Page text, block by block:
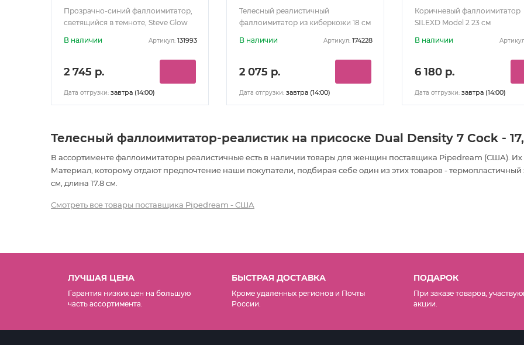
Прозрачно-синий фаллоимитатор,
светящийся в темноте, Steve Glow
В наличии Артикул: 131993
2 745 р.
Дата отгрузки: завтра (14:00)
Телесный реалистичный
фаллоимитатор из киберкожи 18 см
В наличии
Артикул: 174228
2 075 р.
Дата отгрузки: завтра (14:00)
Коричневый фаллоимитатор
SILEXD Model 2 23 см
В наличии
6 180 р.
Дата отгрузки: завтра (14:00)
Телесный фаллоимитатор-реалистик на присоске Dual Density 7 Cock -
В ассортименте фаллоимитаторы реалистичные есть в наличии товары для женщин поставщика Pipedream (США). Их
Материал, которому отдают предпочтение наши покупатели, подбирая себе один из этих товаров -
см, длина 17.8 см.
Смотреть все товары поставщика Pipedream - США
ЛУЧШАЯ ЦЕНА
Гарантия низких цен на большую
часть ассортимента.
БЫСТРАЯ ДОСТАВКА
Кроме удаленных регионов и Почты
России.
ПОДАРОК
При заказе товаров,
акции.